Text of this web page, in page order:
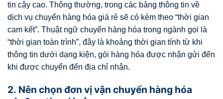
tin cậy cao. Thông thường, trong các bảng thông tin về
dịch vụ chuyển hàng hóa giá rẻ sẽ có kèm theo “thời gian
cam kết”. Thuật ngữ chuyển hàng hóa trong ngành gọi là
“thời gian toàn trình”, đây là khoảng thời gian tính từ khi
thông tin dưới dạng kiện, gói hàng hóa được nhận gửi đến
khi được chuyển đến địa chỉ nhận.
2. Nên chọn đơn vị vận chuyển hàng hóa